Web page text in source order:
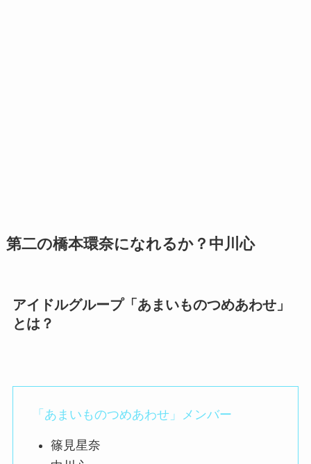
第二の橋本環奈になれるか？中川心
アイドルグループ「あまいものつめあわせ」
とは？
「あまいものつめあわせ」メンバー
篠見星奈